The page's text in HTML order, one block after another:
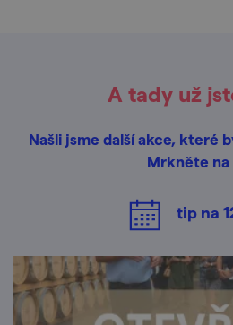
A tady už
Našli jsme další akce, které
Mrkněte na
tip na